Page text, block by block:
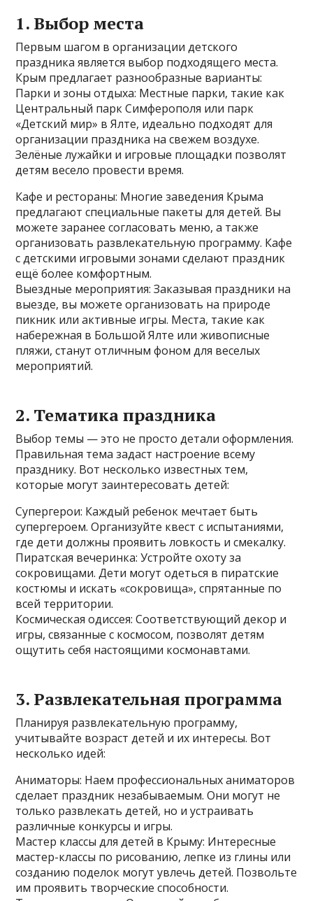
1. Выбор места
Первым шагом в организации детского
праздника является выбор подходящего места.
Крым предлагает разнообразные варианты:
Парки и зоны отдыха: Местные парки, такие как
Центральный парк Симферополя или парк
«Детский мир» в Ялте, идеально подходят для
организации праздника на свежем воздухе.
Зелёные лужайки и игровые площадки позволят
детям весело провести время.
Кафе и рестораны: Многие заведения Крыма
предлагают специальные пакеты для детей. Вы
можете заранее согласовать меню, а также
организовать развлекательную программу. Кафе
с детскими игровыми зонами сделают праздник
ещё более комфортным.
Выездные мероприятия: Заказывая праздники на
выезде, вы можете организовать на природе
пикник или активные игры. Места, такие как
набережная в Большой Ялте или живописные
пляжи, станут отличным фоном для веселых
мероприятий.
2. Тематика праздника
Выбор темы — это не просто детали оформления.
Правильная тема задаст настроение всему
празднику. Вот несколько известных тем,
которые могут заинтересовать детей:
Супергерои: Каждый ребенок мечтает быть
супергероем. Организуйте квест с испытаниями,
где дети должны проявить ловкость и смекалку.
Пиратская вечеринка: Устройте охоту за
сокровищами. Дети могут одеться в пиратские
костюмы и искать «сокровища», спрятанные по
всей территории.
Космическая одиссея: Соответствующий декор и
игры, связанные с космосом, позволят детям
ощутить себя настоящими космонавтами.
3. Развлекательная программа
Планируя развлекательную программу,
учитывайте возраст детей и их интересы. Вот
несколько идей:
Аниматоры: Наем профессиональных аниматоров
сделает праздник незабываемым. Они могут не
только развлекать детей, но и устраивать
различные конкурсы и игры.
Мастер классы для детей в Крыму: Интересные
мастер-классы по рисованию, лепке из глины или
созданию поделок могут увлечь детей. Позвольте
им проявить творческие способности.